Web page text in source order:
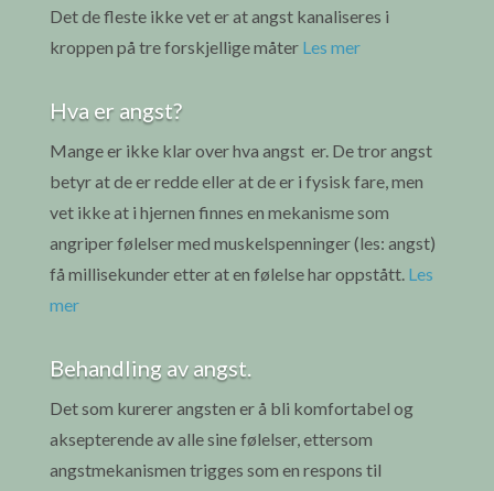
Det de fleste ikke vet er at angst kanaliseres i
kroppen på tre forskjellige måter Les mer
Hva er angst?
Mange er ikke klar over hva angst er. De tror angst
betyr at de er redde eller at de er i fysisk fare, men
vet ikke at i hjernen finnes en mekanisme som
angriper følelser med muskelspenninger (les: angst)
få millisekunder etter at en følelse har oppstått. Les
mer
Behandling av angst.
Det som kurerer angsten er å bli komfortabel og
aksepterende av alle sine følelser, ettersom
angstmekanismen trigges som en respons til